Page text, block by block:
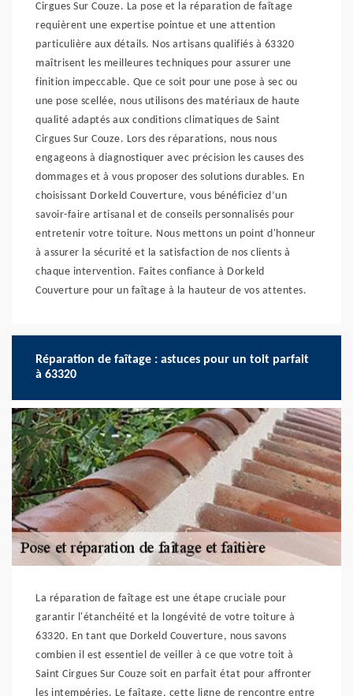
Cirgues Sur Couze. La pose et la réparation de faîtage
requièrent une expertise pointue et une attention
particulière aux détails. Nos artisans qualifiés à 63320
maîtrisent les meilleures techniques pour assurer une
finition impeccable. Que ce soit pour une pose à sec ou
une pose scellée, nous utilisons des matériaux de haute
qualité adaptés aux conditions climatiques de Saint
Cirgues Sur Couze. Lors des réparations, nous nous
engageons à diagnostiquer avec précision les causes des
dommages et à vous proposer des solutions durables. En
choisissant Dorkeld Couverture, vous bénéficiez d’un
savoir-faire artisanal et de conseils personnalisés pour
entretenir votre toiture. Nous mettons un point d'honneur
à assurer la sécurité et la satisfaction de nos clients à
chaque intervention. Faites confiance à Dorkeld
Couverture pour un faîtage à la hauteur de vos attentes.
Réparation de faîtage : astuces pour un toit parfait
à 63320
La réparation de faîtage est une étape cruciale pour
garantir l'étanchéité et la longévité de votre toiture à
63320. En tant que Dorkeld Couverture, nous savons
combien il est essentiel de veiller à ce que votre toit à
Saint Cirgues Sur Couze soit en parfait état pour affronter
les intempéries. Le faîtage, cette ligne de rencontre entre